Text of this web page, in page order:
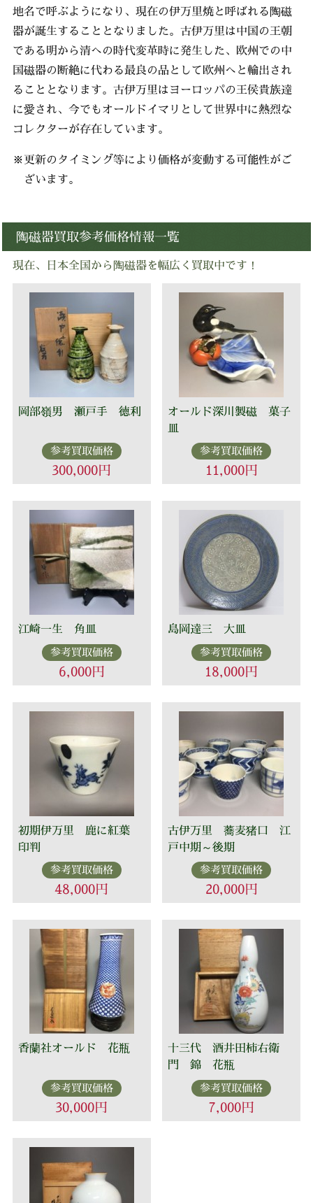
地名で呼ぶようになり、現在の伊万里焼と呼ばれる陶磁
器が誕生することとなりました。古伊万里は中国の王朝
である明から清への時代変革時に発生した、欧州での中
国磁器の断絶に代わる最良の品として欧州へと輸出され
ることとなります。古伊万里はヨーロッパの王侯貴族達
に愛され、今でもオールドイマリとして世界中に熱烈な
コレクターが存在しています。
※更新のタイミング等により価格が変動する可能性がご
ざいます。
陶磁器買取参考価格情報一覧
現在、日本全国から陶磁器を幅広く買取中です！
岡部嶺男 瀬戸手 徳利
参考買取価格
300,000円
オールド深川製磁 菓子
皿
参考買取価格
11,000円
江崎一生 角皿
参考買取価格
6,000円
島岡達三 大皿
参考買取価格
18,000円
初期伊万里 鹿に紅葉
印判
参考買取価格
48,000円
古伊万里 蕎麦猪口 江
戸中期～後期
参考買取価格
20,000円
香蘭社オールド 花瓶
参考買取価格
30,000円
十三代 酒井田柿右衛
門 錦 花瓶
参考買取価格
7,000円